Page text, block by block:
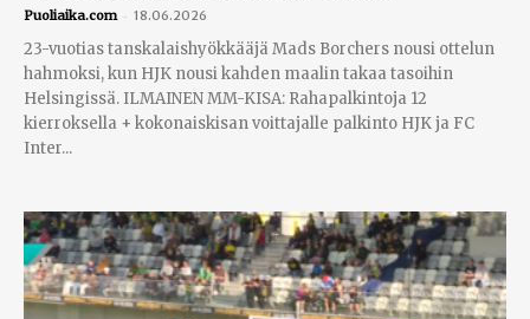
Puoliaika.com - 18.06.2026
23-vuotias tanskalaishyökkääjä Mads Borchers nousi ottelun
hahmoksi, kun HJK nousi kahden maalin takaa tasoihin
Helsingissä. ILMAINEN MM-KISA: Rahapalkintoja 12
kierroksella + kokonaiskisan voittajalle palkinto HJK ja FC
Inter...